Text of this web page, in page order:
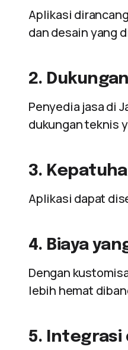
Aplikasi
dan desain yang
2.
Penyedia jasa di
dukungan teknis
3.
Aplikasi dapat
4. Biaya
Dengan
lebih hemat
5. Integrasi